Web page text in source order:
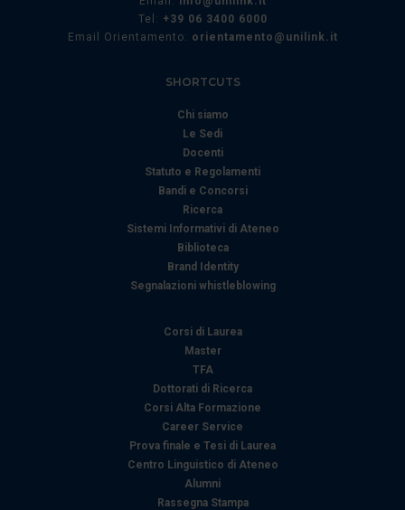
Tel: +39 06 3400 6000
Email Orientamento: orientamento@unilink.it
SHORTCUTS
Chi siamo
Le Sedi
Docenti
Statuto e Regolamenti
Bandi e Concorsi
Ricerca
Sistemi Informativi di Ateneo
Biblioteca
Brand Identity
Segnalazioni whistleblowing
Corsi di Laurea
Master
TFA
Dottorati di Ricerca
Corsi Alta Formazione
Career Service
Prova finale e Tesi di Laurea
Centro Linguistico di Ateneo
Alumni
Rassegna Stampa